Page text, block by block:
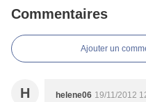
Commentaires
Ajouter un
H helene06 19/11/2012